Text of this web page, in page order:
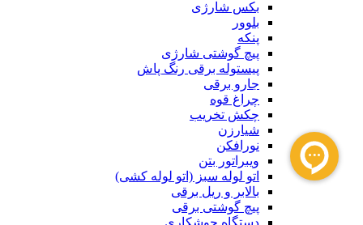
بکس شارژی
بلوور
پنکه
پیچ گوشتی شارژی
پیستوله برقی رنگ پاش
جارو برقی
چراغ قوه
چکش تخریب
شیارزن
نورافکن
ویبراتور بتن
اتو لوله سبز (اتو لوله کشی)
بالابر و ریل برقی
پیچ گوشتی برقی